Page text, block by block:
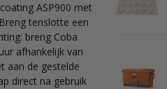
ASP900 met
tenslotte een
breng Coba
afhankelijk van
aan de gestelde
direct na gebruik